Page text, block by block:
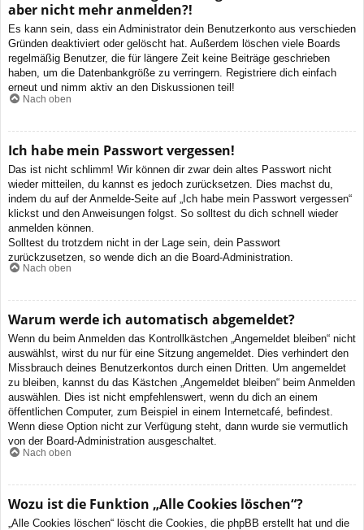
aber nicht mehr anmelden?!
Es kann sein, dass ein Administrator dein Benutzerkonto aus verschieden
Gründen deaktiviert oder gelöscht hat. Außerdem löschen viele Boards
regelmäßig Benutzer, die für längere Zeit keine Beiträge geschrieben
haben, um die Datenbankgröße zu verringern. Registriere dich einfach
erneut und nimm aktiv an den Diskussionen teil!
Nach oben
Ich habe mein Passwort vergessen!
Das ist nicht schlimm! Wir können dir zwar dein altes Passwort nicht
wieder mitteilen, du kannst es jedoch zurücksetzen. Dies machst du,
indem du auf der Anmelde-Seite auf „Ich habe mein Passwort vergessen“
klickst und den Anweisungen folgst. So solltest du dich schnell wieder
anmelden können.
Solltest du trotzdem nicht in der Lage sein, dein Passwort
zurückzusetzen, so wende dich an die Board-Administration.
Nach oben
Warum werde ich automatisch abgemeldet?
Wenn du beim Anmelden das Kontrollkästchen „Angemeldet bleiben“ nicht
auswählst, wirst du nur für eine Sitzung angemeldet. Dies verhindert den
Missbrauch deines Benutzerkontos durch einen Dritten. Um angemeldet
zu bleiben, kannst du das Kästchen „Angemeldet bleiben“ beim Anmelden
auswählen. Dies ist nicht empfehlenswert, wenn du dich an einem
öffentlichen Computer, zum Beispiel in einem Internetcafé, befindest.
Wenn diese Option nicht zur Verfügung steht, dann wurde sie vermutlich
von der Board-Administration ausgeschaltet.
Nach oben
Wozu ist die Funktion „Alle Cookies löschen“?
„Alle Cookies löschen“ löscht die Cookies, die phpBB erstellt hat und die